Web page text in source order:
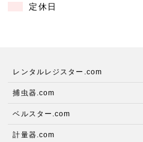
定休日
レンタルレジスター.com
捕虫器.com
ベルスター.com
計量器.com